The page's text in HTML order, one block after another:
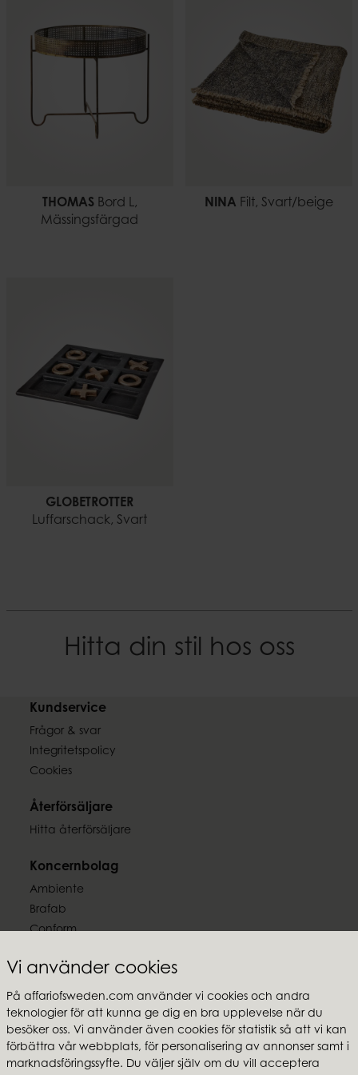
Vi använder cookies
På affariofsweden.com använder vi cookies och andra
teknologier för att kunna ge dig en bra upplevelse när du
besöker oss. Vi använder även cookies för statistik så att vi kan
förbättra vår webbplats, för personalisering av annonser samt i
marknadsföringssyfte. Du väljer själv om du vill acceptera
7332793199504
1,47 kg
THOMASBord L,
Mässingsfärgad
NINA Filt, Svart/beige
GLOBETROTTER
Luffarschack, Svart
Hitta din stil hos oss
Kundservice
Frågor & svar
Integritetspolicy
Cookies
Återförsäljare
Hitta återförsäljare
Koncernbolag
Ambiente
Brafab
Conform
MTI
Följ oss